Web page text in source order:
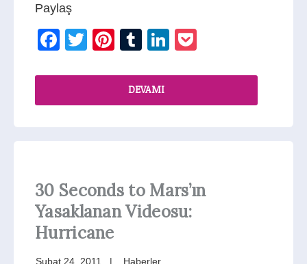
Paylaş
Facebook
TwitterPinterest
TumblrLinkedIn
DEVAMI
30 Seconds to Mars’ın
Yasaklanan Videosu:
Hurricane
Şubat 24, 2011 Haberler